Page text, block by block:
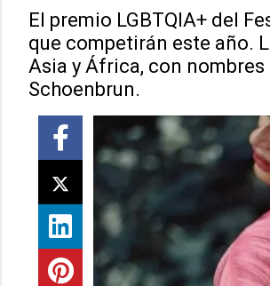
El premio LGBTQIA+ del
que competirán este año.
Asia y África, con
Schoenbrun.